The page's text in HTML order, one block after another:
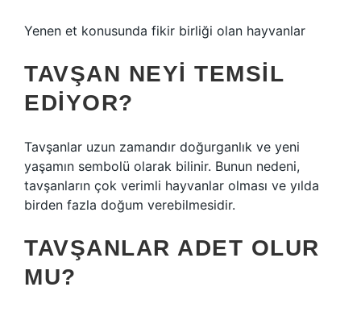
Yenen et konusunda fikir birliği olan hayvanlar
TAVŞAN NEYI TEMSIL
EDIYOR?
Tavşanlar uzun zamandır doğurganlık ve yeni
yaşamın sembolü olarak bilinir. Bunun nedeni,
tavşanların çok verimli hayvanlar olması ve yılda
birden fazla doğum verebilmesidir.
TAVŞANLAR ADET OLUR
MU?